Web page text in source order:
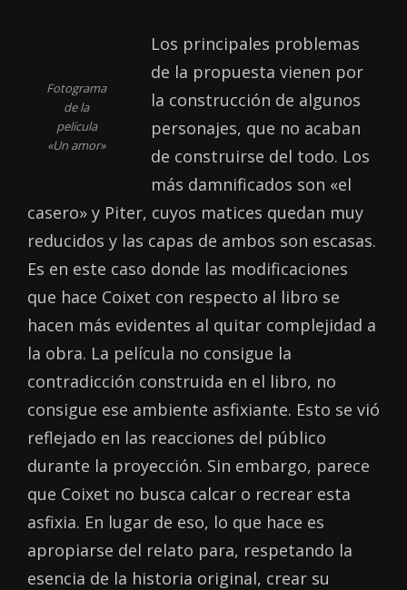
Fotograma
de la
película
«Un amor»
Los principales problemas
de la propuesta vienen por
la construcción de algunos
personajes, que no acaban
de construirse del todo. Los
más damnificados son «el
casero» y Piter, cuyos matices quedan muy
reducidos y las capas de ambos son escasas.
Es en este caso donde las modificaciones
que hace Coixet con respecto al libro se
hacen más evidentes al quitar complejidad a
la obra. La película no consigue la
contradicción construida en el libro, no
consigue ese ambiente asfixiante. Esto se vió
reflejado en las reacciones del público
durante la proyección. Sin embargo, parece
que Coixet no busca calcar o recrear esta
asfixia. En lugar de eso, lo que hace es
apropiarse del relato para, respetando la
esencia de la historia original, crear su